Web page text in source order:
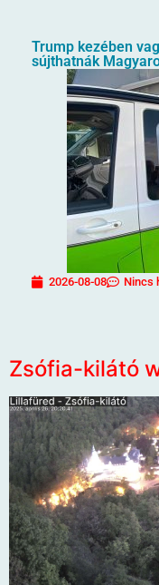
Trump kezében
sújthatnák
2026-08-08 Nincs
Zsófia-kilátó